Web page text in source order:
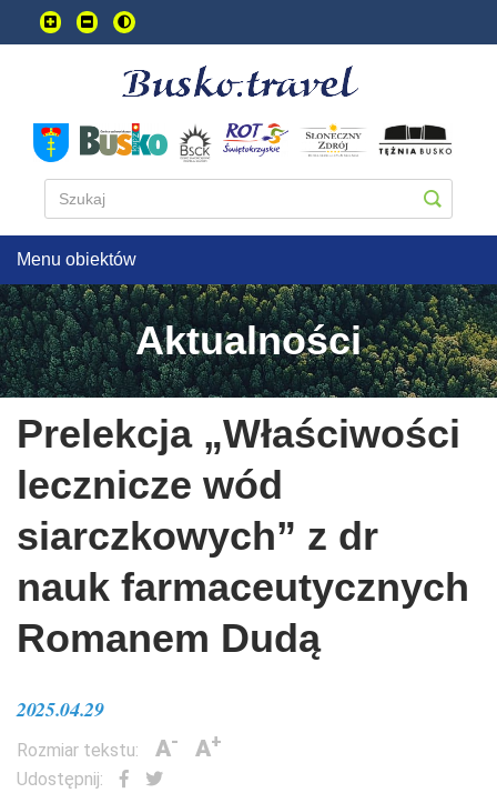
Przejdź
do
głownej
Menu obiektów
Aktualności
Prelekcja „Właściwości
lecznicze wód
siarczkowych” z dr
nauk farmaceutycznych
Romanem Dudą
2025.04.29
Rozmiar tekstu: A- A+
Udostępnij: